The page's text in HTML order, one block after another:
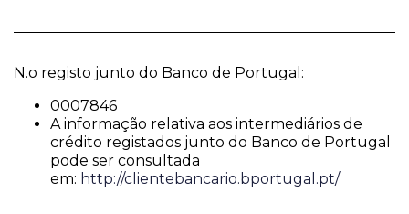
N.o registo junto do Banco de Portugal:
0007846
A informação relativa aos intermediários de
crédito registados junto do Banco de Portugal
pode ser consultada
em: http://clientebancario.bportugal.pt/